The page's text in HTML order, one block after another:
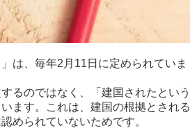
は、毎年2月11日に定められていま
るのではなく、「建国されたという
ます。これは、建国の根拠とされる
められていないためです。